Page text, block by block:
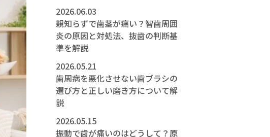
2026.06.03
親知らずで歯茎が痛い？智歯周囲
炎の原因と対処法、抜歯の判断基
準を解説
2026.05.21
歯周病を悪化させない歯ブラシの
選び方と正しい磨き方について解
説
2026.05.15
振動で歯が痛いのはどうして？原